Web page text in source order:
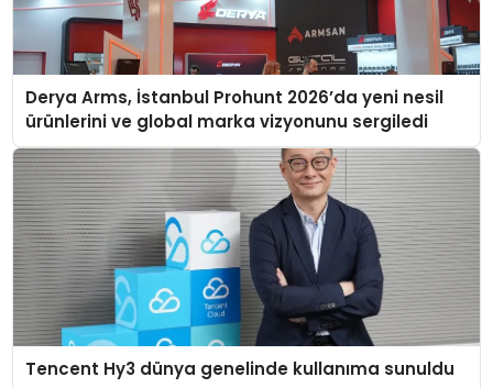
Derya Arms, İstanbul Prohunt 2026’da yeni nesil
ürünlerini ve global marka vizyonunu sergiledi
Tencent Hy3 dünya genelinde kullanıma sunuldu